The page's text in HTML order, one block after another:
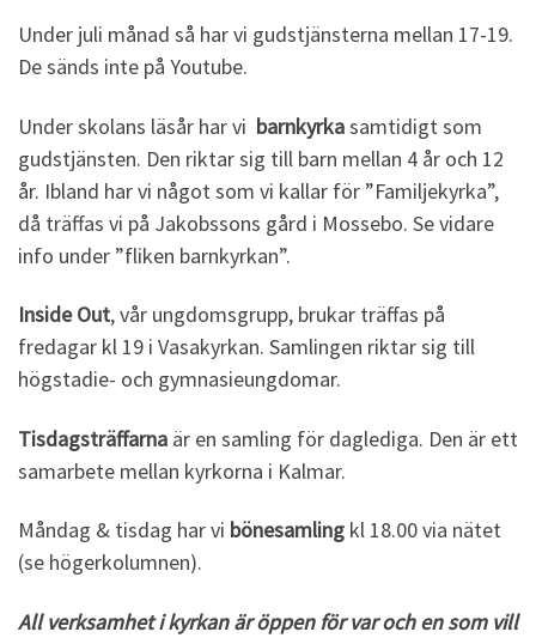
Under juli månad så har vi gudstjänsterna mellan 17-19.
De sänds inte på Youtube.
Under skolans läsår har vi barnkyrkasamtidigt som
gudstjänsten. Den riktar sig till barn mellan 4 år och 12
år. Ibland har vi något som vi kallar för ”Familjekyrka”,
då träffas vi på Jakobssons gård i Mossebo. Se vidare
info under ”fliken barnkyrkan”.
Inside Out, vår ungdomsgrupp, brukar träffas på
fredagar kl 19 i Vasakyrkan. Samlingen riktar sig till
högstadie- och gymnasieungdomar.
Tisdagsträffarna är en samling för daglediga. Den är ett
samarbete mellan kyrkorna i Kalmar.
Måndag & tisdag har vi bönesamling kl 18.00 via nätet
(se högerkolumnen).
All verksamhet i kyrkan är öppen för var och en som vill